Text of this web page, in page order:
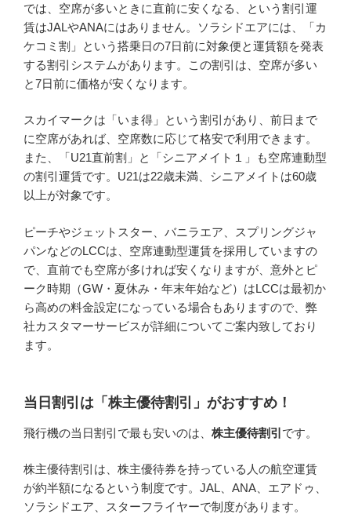
では、空席が多いときに直前に安くなる、という割引運
賃はJALやANAにはありません。ソラシドエアには、「カ
ケコミ割」という搭乗日の7日前に対象便と運賃額を発表
する割引システムがあります。この割引は、空席が多い
と7日前に価格が安くなります。
スカイマークは「いま得」という割引があり、前日まで
に空席があれば、空席数に応じて格安で利用できます。
また、「U21直前割」と「シニアメイト１」も空席連動型
の割引運賃です。U21は22歳未満、シニアメイトは60歳
以上が対象です。
ピーチやジェットスター、バニラエア、スプリングジャ
パンなどのLCCは、空席連動型運賃を採用していますの
で、直前でも空席が多ければ安くなりますが、意外とピ
ーク時期（GW・夏休み・年末年始など）はLCCは最初か
ら高めの料金設定になっている場合もありますので、弊
社カスタマーサービスが詳細についてご案内致しており
ます。
当日割引は「株主優待割引」がおすすめ！
飛行機の当日割引で最も安いのは、 株主優待割引 です。
株主優待割引は、株主優待券を持っている人の航空運賃
が約半額になるという制度です。JAL、ANA、エアドゥ、
ソラシドエア、スターフライヤーで制度があります。